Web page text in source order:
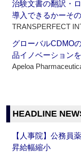
治験文書の翻訳・
導入できるかーそ
TRANSPERFECT
グローバルCDMO
品イノベーション
Apeloa
HEADLINE
【人事院】公務員
昇給幅縮小